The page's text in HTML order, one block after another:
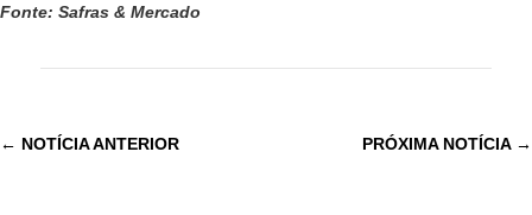
Fonte: Safras & Mercado
← NOTÍCIA ANTERIOR PRÓXIMA NOTÍCIA→